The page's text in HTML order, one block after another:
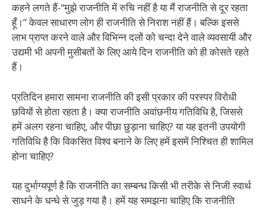
कहने लगते हैं-“मुझे राजनीति में रुचि नहीं है या मैं राजनीति से दूर रहता
हूँ।” केवल साधारण लोग ही राजनीति से निराश नहीं हैं। बल्कि इससे
लाभ प्राप्त करने वाले और विभिन्न दलों को चन्दा देने वाले व्यवसायी और
उद्यमी भी अपनी मुसीबतों के लिए आये दिन राजनीति को ही कोसते रहते
हैं।
प्रतिदिन हमारा सामना राजनीति की इसी प्रकार की परस्पर विरोधी
छवियों से होता रहता है। क्या राजनीति अवांछनीय गतिविधि है, जिससे
हमें अलग रहना चाहिए, और पीछा छुड़ाना चाहिए? या यह इतनी उपयोगी
गतिविधि है कि विकसित विश्व बनाने के लिए हमें इसमें निश्चित ही शामिल
होना चाहिए?
यह दुर्भाग्यपूर्ण है कि राजनीति का सम्बन्ध किसी भी तरीके से निजी स्वार्थ
साधने के धन्धे से जुड़ गया है। हमें यह समझना चाहिए कि राजनीति